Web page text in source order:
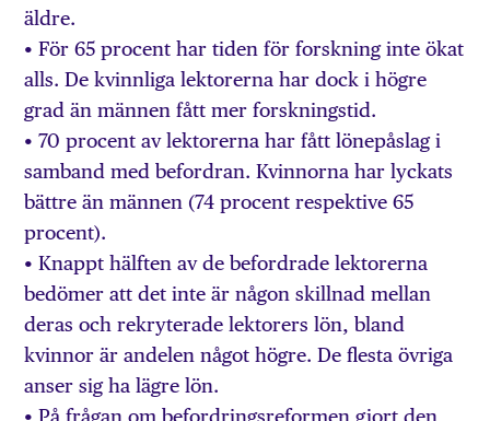
äldre.
• För 65 procent har tiden för forskning inte ökat
alls. De kvinnliga lektorerna har dock i högre
grad än männen fått mer forskningstid.
• 70 procent av lektorerna har fått lönepåslag i
samband med befordran. Kvinnorna har lyckats
bättre än männen (74 procent respektive 65
procent).
• Knappt hälften av de befordrade lektorerna
bedömer att det inte är någon skillnad mellan
deras och rekryterade lektorers lön, bland
kvinnor är andelen något högre. De flesta övriga
anser sig ha lägre lön.
• På frågan om befordringsreformen gjort den